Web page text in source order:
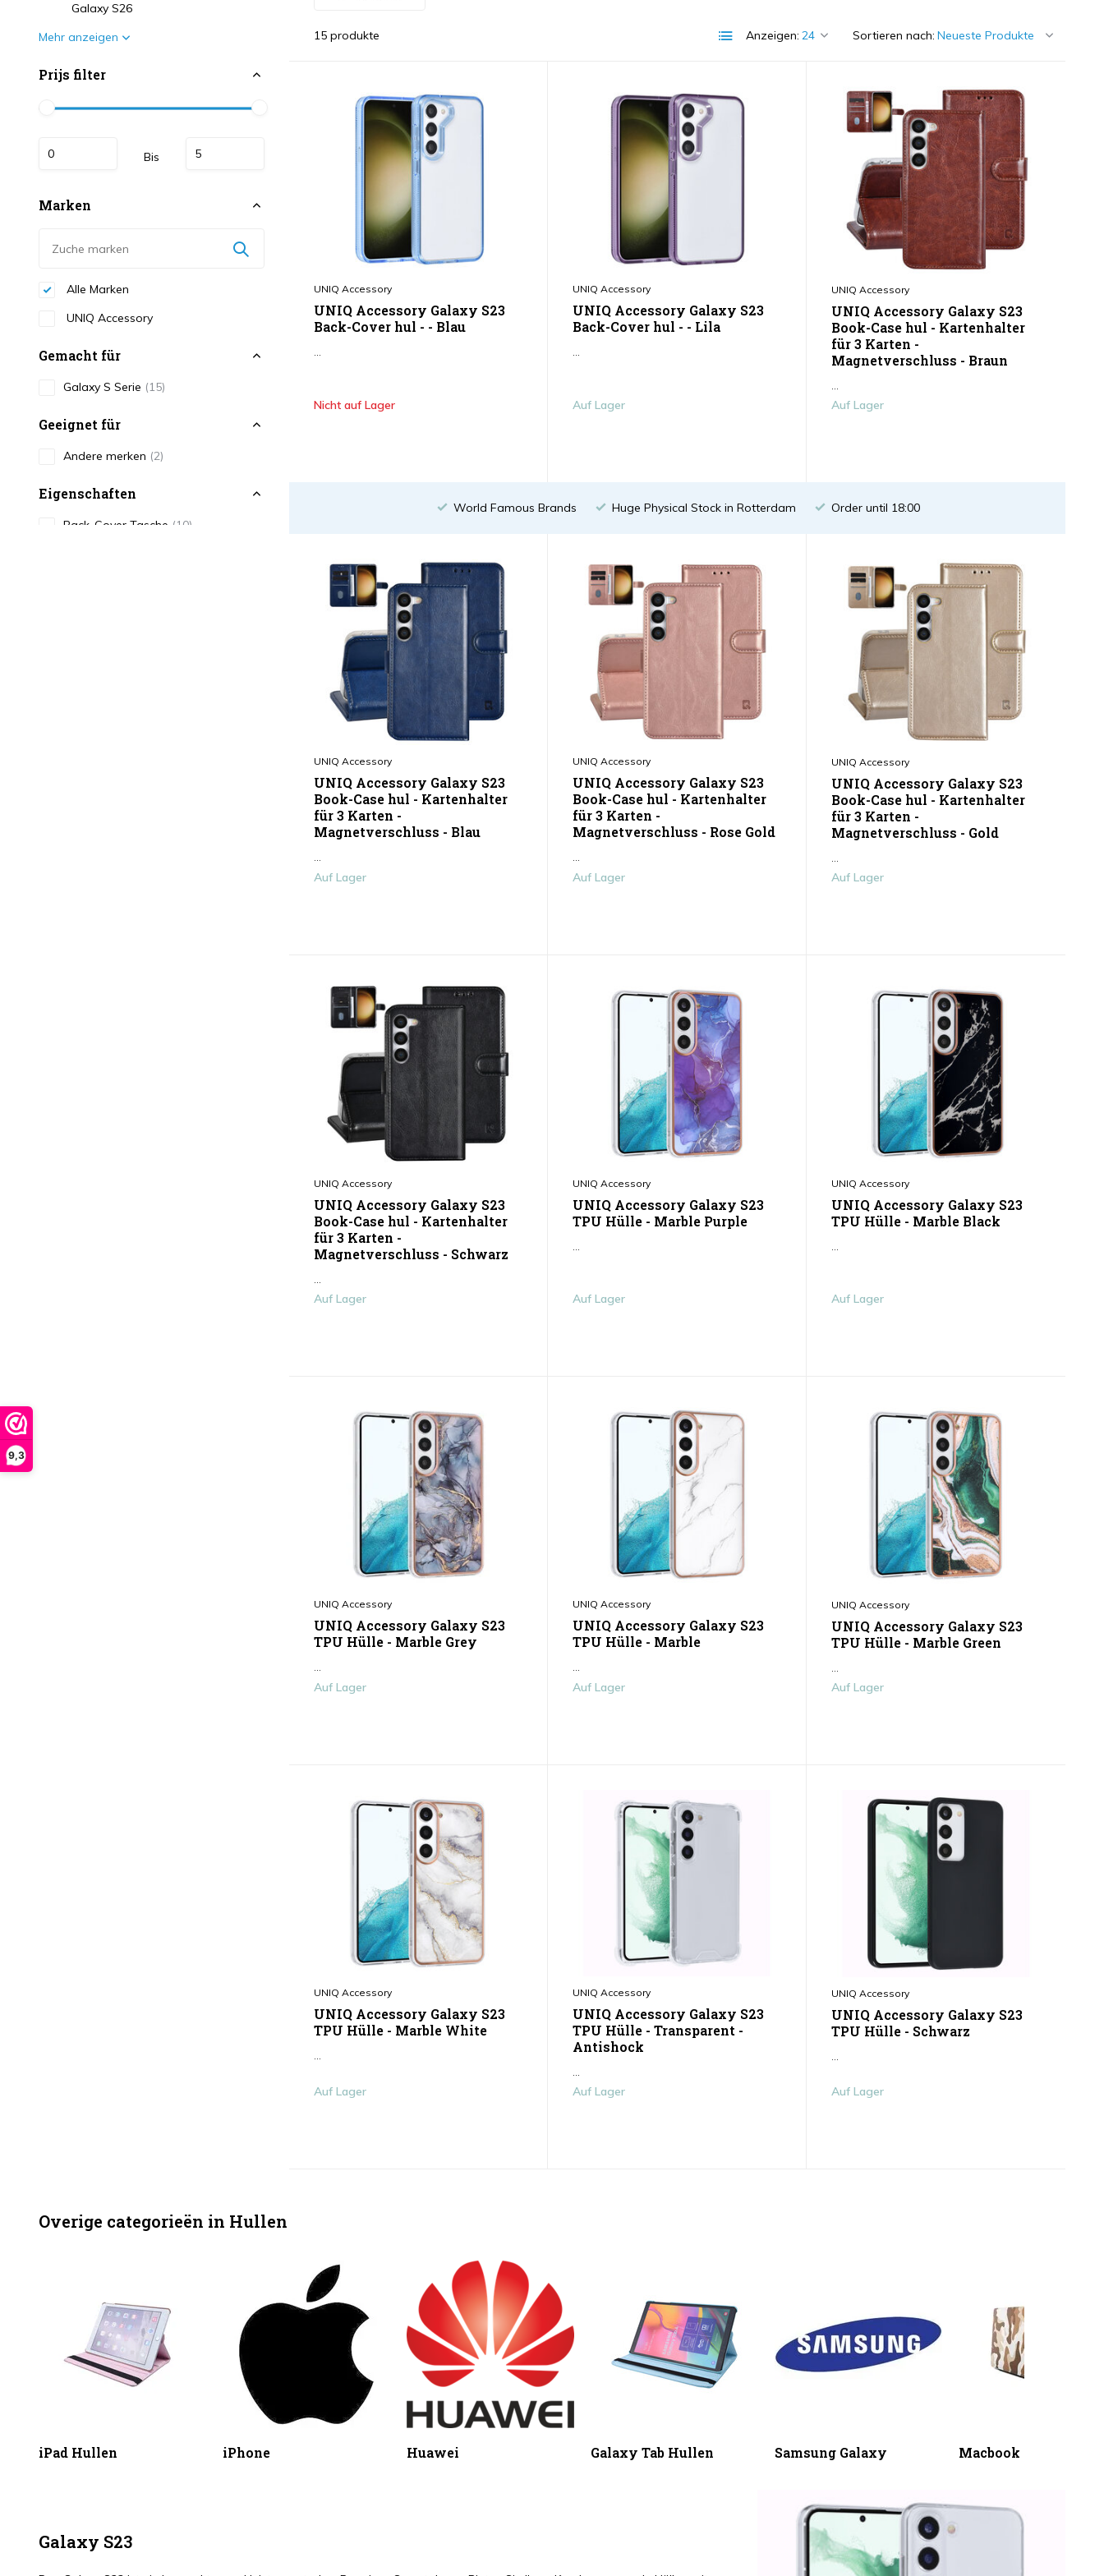
9,3
Galaxy S26
Mehr anzeigen
Prijs filter
Bis
Marken
Alle Marken
UNIQ Accessory
Gemacht für
Galaxy S Serie (15)
Geeignet für
Andere merken (2)
Eigenschaften
Back-Cover Tasche (10)
15 produkte Anzeigen: Sortieren nach:
UNIQ Accessory
UNIQ Accessory Galaxy S23
Back-Cover hul - - Blau
...
Nicht auf Lager
UNIQ Accessory
UNIQ Accessory Galaxy S23
Back-Cover hul - - Lila
...
Auf Lager
UNIQ Accessory
UNIQ Accessory Galaxy S23
Book-Case hul - Kartenhalter
für 3 Karten -
Magnetverschluss - Braun
...
Auf Lager
World Famous Brands Huge Physical Stock in Rotterdam Order until 18:00
UNIQ Accessory
UNIQ Accessory Galaxy S23
Book-Case hul - Kartenhalter
für 3 Karten -
Magnetverschluss - Blau
...
Auf Lager
UNIQ Accessory
UNIQ Accessory Galaxy S23
Book-Case hul - Kartenhalter
für 3 Karten -
Magnetverschluss - Rose Gold
...
Auf Lager
UNIQ Accessory
UNIQ Accessory Galaxy S23
Book-Case hul - Kartenhalter
für 3 Karten -
Magnetverschluss - Gold
...
Auf Lager
UNIQ Accessory
UNIQ Accessory Galaxy S23
Book-Case hul - Kartenhalter
für 3 Karten -
Magnetverschluss - Schwarz
Auf Lager
UNIQ Accessory
UNIQ Accessory Galaxy S23
TPU Hülle - Marble Purple
Auf Lager
UNIQ Accessory
UNIQ Accessory Galaxy S23
TPU Hülle - Marble Black
...
Auf Lager
UNIQ Accessory
UNIQ Accessory Galaxy S23
TPU Hülle - Marble Grey
Auf Lager
UNIQ Accessory
UNIQ Accessory Galaxy S23
TPU Hülle - Marble
Auf Lager
UNIQ Accessory
UNIQ Accessory Galaxy S23
TPU Hülle - Marble Green
Auf Lager
UNIQ Accessory
UNIQ Accessory Galaxy S23
TPU Hülle - Marble White
Auf Lager
UNIQ Accessory
UNIQ Accessory Galaxy S23
TPU Hülle - Transparent -
Antishock
Auf Lager
UNIQ Accessory
UNIQ Accessory Galaxy S23
TPU Hülle - Schwarz
Auf Lager
Overige categorieën in Hullen
iPad Hullen iPhone Huawei Galaxy Tab Hullen Samsung Galaxy Macbook
Galaxy S23